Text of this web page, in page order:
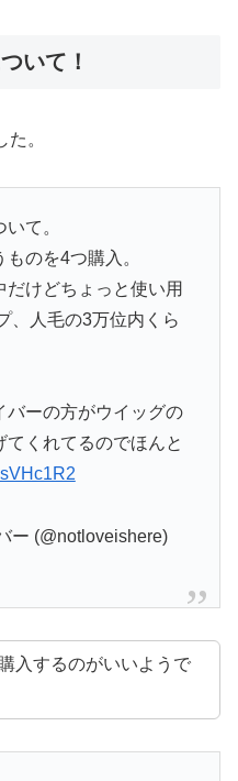
いて！
た。
て。
のを4つ購入。
けどちょっと使い用
、人毛の3万位内くら
バーの方がウイッグの
くれてるのでほんと
ー (@notloveishere)
入するのがいいようで